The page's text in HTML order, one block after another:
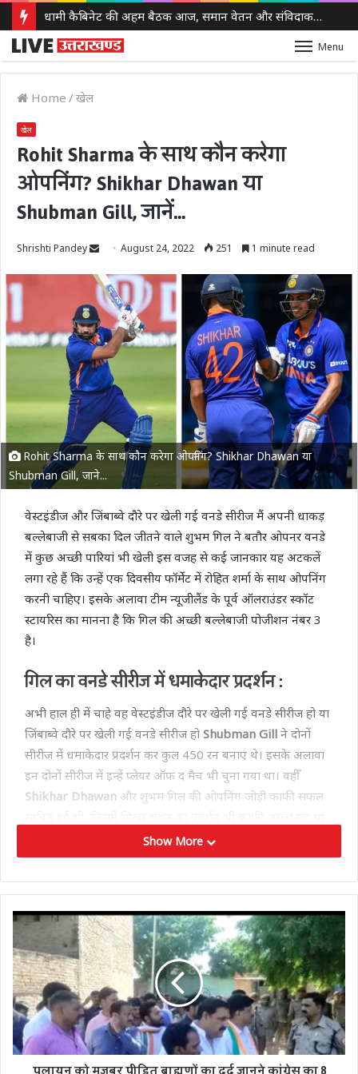
धामी कैबिनेट की अहम बैठक आज, समान वेतन और संविदाकर्मियों के नियमितीकरण समेत कई बड़े फैसलों की उम्मीद
Menu
Home /खेल
खेल
Rohit Sharma के साथ कौन करेगा
ओपनिंग? Shikhar Dhawan या
Shubman Gill, जानें…
Shrishti Pandey
Send
email
August 24, 2022 251 1 minute read
Rohit Sharma के साथ कौन करेगा ओपनिंग? Shikhar Dhawan या
Shubman Gill, जाने...
वेस्टइंडीज और जिंबाब्वे दौरे पर खेली गई वनडे सीरीज मैं अपनी धाकड़
बल्लेबाजी से सबका दिल जीतने वाले शुभम गिल ने बतौर ओपनर वनडे
में कुछ अच्छी पारियां भी खेली इस वजह से कई जानकार यह अटकलें
लगा रहे हैं कि उन्हें एक दिवसीय फॉर्मेट में रोहित शर्मा के साथ ओपनिंग
करनी चाहिए। इसके अलावा टीम न्यूजीलैंड के पूर्व ऑलराउंडर स्कॉट
स्टायरिस का मानना है कि गिल की अच्छी बल्लेबाजी पोजीशन नंबर 3
है।
गिल का वनडे सीरीज में धमाकेदार प्रदर्शन :
अभी हाल ही में चाहे वह वेस्टइंडीज दौरे पर खेली गई वनडे सीरीज हो या
जिंबाब्वे दौरे पर खेली गई वनडे सीरीज हो Shubman Gill ने दोनों
सीरीज में धमाकेदार प्रदर्शन कर कुल 450 रन बनाए थे। इसके अलावा
इन दोनों सीरीज में इन्हें प्लेयर ऑफ द मैच भी चुना गया था। वहीँ
Shikhar Dhawan और शुभम गिल की ओपनिंग जोड़ी काफी सफल
उन्होंने भी कुछ उपयोगी पारियां खेली थी।
Rohit का ओपनिंग साथी कौन ?
न्यूजीलैंड के पूर्व ऑलराउंडरScott StyrisसेSports 18′के शो
Sports Over the Top‘ पर एक इंटरव्यू के दौरान पुछा गया की,
”रोहित शर्मा के साथ ओपनिंग करने में शिखर धवन के अलावा शुभम
गिल की कितनी सम्भावना है ? तो इसके जवाब में उन्होंने कहा कि,”मुझे
अभी लगता है कि रोहित शर्मा बाएं हाथ से बल्लेबाजी करने वाले के साथ
ओपनिंग करना पसंद करते हैं।
टीम में टॉप ऑर्डर में बाएं हाथ से बल्लेबाजी करने वाले ज्यादा खिलाड़ी
Show More